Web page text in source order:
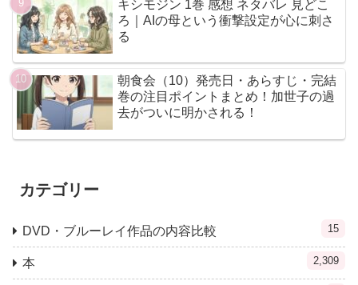
キシモジン 1巻 感想 ネタバレ 見どこ
ろ｜AIの母という衝撃設定が心に刺さ
る
朝食会（10）発売日・あらすじ・完結
巻の注目ポイントまとめ！加世子の過
去がついに明かされる！
カテゴリー
DVD・ブルーレイ作品の内容比較 15
本 2,309